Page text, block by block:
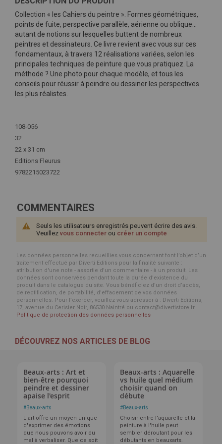
Collection « les Cahiers du peintre ». Formes géométriques,
points de fuite, perspective parallèle, aérienne ou oblique…
autant de notions sur lesquelles buttent de nombreux
peintres et dessinateurs. Ce livre revient avec vous sur ces
fondamentaux, à travers 12 réalisations variées, selon les
principales techniques de peinture que vous pratiquez. La
méthode ? Une photo pour chaque modèle, et tous les
conseils pour réussir à peindre ou dessiner les perspectives
les plus réalistes.
d'infos
108-056
32
22 x 31 cm
Editions Fleurus
9782215023722
COMMENTAIRES
Seuls les utilisateurs enregistrés peuvent écrire des avis.
Veuillez vous connecter ou créer un compte
Les données personnelles recueillies vous concernant font l’objet d’un
traitement effectué par Diverti Editions pour la finalité suivante :
attribution d'une note - assortie d'un commentaire - à un produit. Les
données sont conservées pendant toute la durée d'existence du
produit dans le catalogue du site. Vous bénéficiez d’un droit d’accès,
de rectification, de portabilité, d’effacement de vos données
personnelles. Pour l’exercer, veuillez vous adresser à : Diverti Editions,
17, avenue du Cerisier Noir, 86530 Naintré ou contact@divertistore.fr.
Politique de protection des données personnelles
DÉCOUVREZ NOS ARTICLES DE BLOG
Beaux-arts : Art et
bien-être pourquoi
peindre et dessiner
apaise l'esprit
#Beaux-arts
L'art offre un moyen unique
d'exprimer des émotions
que nous pouvons avoir du
mal à verbaliser. Que ce soit
Beaux-arts : Aquarelle
vs huile quel médium
choisir quand on
débute
#Beaux-arts
Choisir entre l'aquarelle et la
peinture à l'huile peut
sembler déroutant pour les
débutants en beauxarts.